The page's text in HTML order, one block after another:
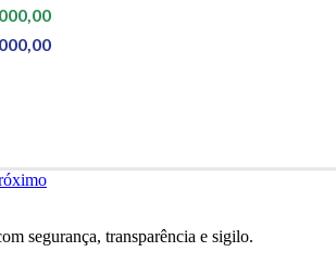
segurança, transparência e sigilo.